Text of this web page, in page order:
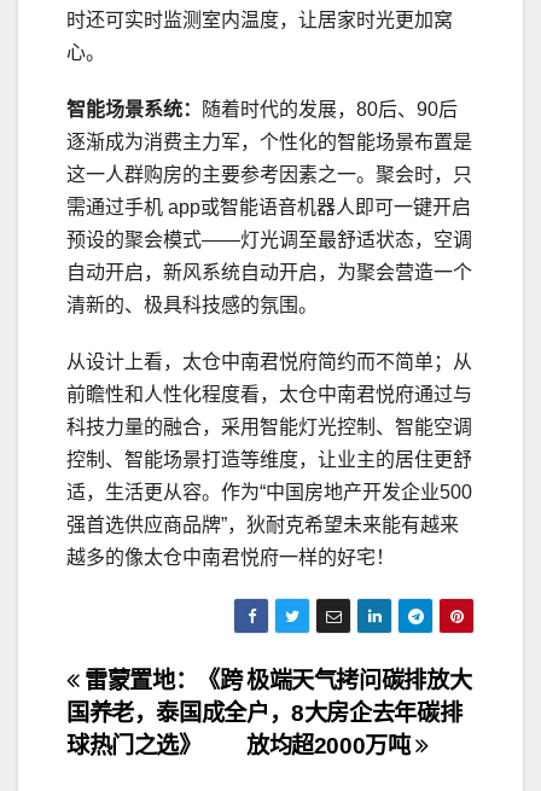
时还可实时监测室内温度，让居家时光更加窝
心。
智能场景系统：
随着时代的发展，80后、90后
逐渐成为消费主力军，个性化的智能场景布置是
这一人群购房的主要参考因素之一。聚会时，只
需通过手机 app或智能语音机器人即可一键开启
预设的聚会模式——灯光调至最舒适状态，空调
自动开启，新风系统自动开启，为聚会营造一个
清新的、极具科技感的氛围。
从设计上看，太仓中南君悦府简约而不简单；从
前瞻性和人性化程度看，太仓中南君悦府通过与
科技力量的融合，采用智能灯光控制、智能空调
控制、智能场景打造等维度，让业主的居住更舒
适，生活更从容。作为“中国房地产开发企业500
强首选供应商品牌”，狄耐克希望未来能有越来
越多的像太仓中南君悦府一样的好宅！
文
章
极端天气拷问碳排放大
户，8大房企去年碳排
放均超2000万吨
雷蒙置地：《跨
国养老，泰国成全
球热门之选》